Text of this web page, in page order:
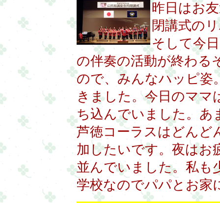
昨日はお
閉講式の
そして今
の伴奏の活動が終わる
ので、みんなハッピ姿
きました。今日のママ
ち込んでいました。あ
芦徳コーラスはどんど
加したいです。夜はお
並んでいました。私も
学校なのでパパとお家